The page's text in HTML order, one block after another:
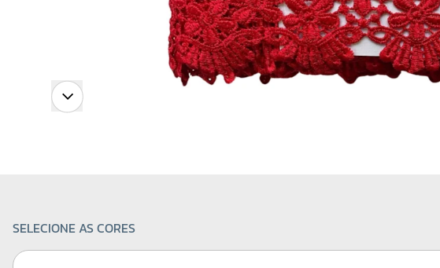
SELECIONE AS CORES